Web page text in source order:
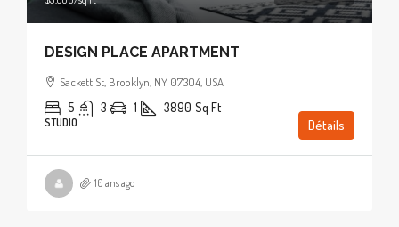
DESIGN PLACE APARTMENT
Sackett St, Brooklyn, NY 07304, USA
5 3 1 3890 Sq Ft
STUDIO Détails
10 ans ago